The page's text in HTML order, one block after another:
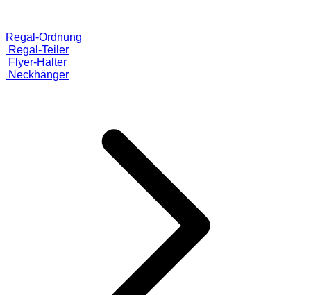
Regal-Ordnung
Regal-Teiler
Flyer-Halter
Neckhänger